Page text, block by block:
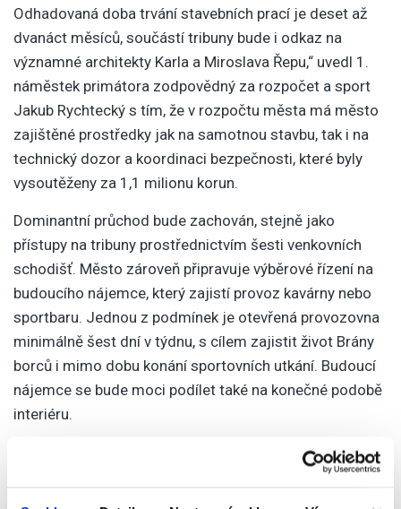
Odhadovaná doba trvání stavebních prací je deset až
dvanáct měsíců, součástí tribuny bude i odkaz na
významné architekty Karla a Miroslava Řepu,“ uvedl 1.
náměstek primátora zodpovědný za rozpočet a sport
Jakub Rychtecký s tím, že v rozpočtu města má město
zajištěné prostředky jak na samotnou stavbu, tak i na
technický dozor a koordinaci bezpečnosti, které byly
vysoutěženy za 1,1 milionu korun.
Dominantní průchod bude zachován, stejně jako
přístupy na tribuny prostřednictvím šesti venkovních
schodišť. Město zároveň připravuje výběrové řízení na
budoucího nájemce, který zajistí provoz kavárny nebo
sportbaru. Jednou z podmínek je otevřená provozovna
minimálně šest dní v týdnu, s cílem zajistit život Brány
borců i mimo dobu konání sportovních utkání. Budoucí
nájemce se bude moci podílet také na konečné podobě
interiéru.
Brána borců představuje poslední zachovalý fragment
původního stadionu z roku 1931, jehož autorem byl